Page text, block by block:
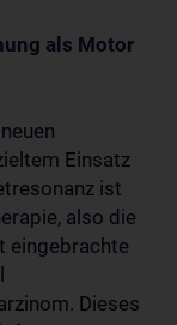
als Motor
Einsatz
ist
also die
eingebrachte
Dieses